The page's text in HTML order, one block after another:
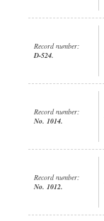
Record number:
D-524.
Record number:
No. 1014.
Record number:
No. 1012.